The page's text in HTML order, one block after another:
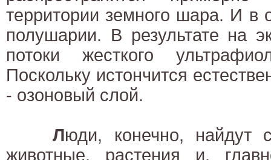
территории земного шара. И в
полушарии. В результате на
потоки жесткого
Поскольку истончится
- озоновый слой.
Люди, конечно, найдут
животные, растения и,